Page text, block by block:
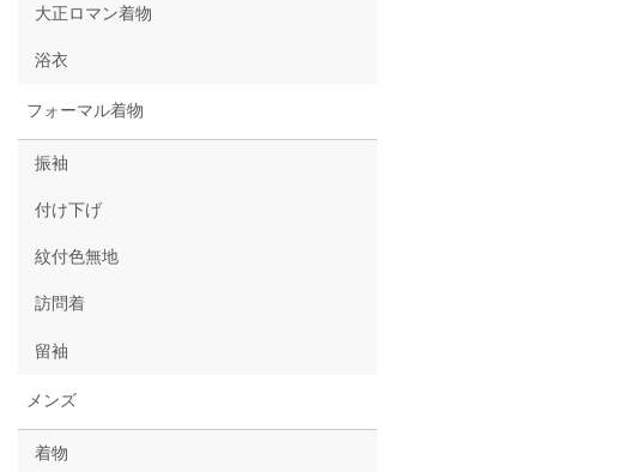
大正ロマン着物
浴衣
フォーマル着物
振袖
付け下げ
紋付色無地
訪問着
留袖
メンズ
着物